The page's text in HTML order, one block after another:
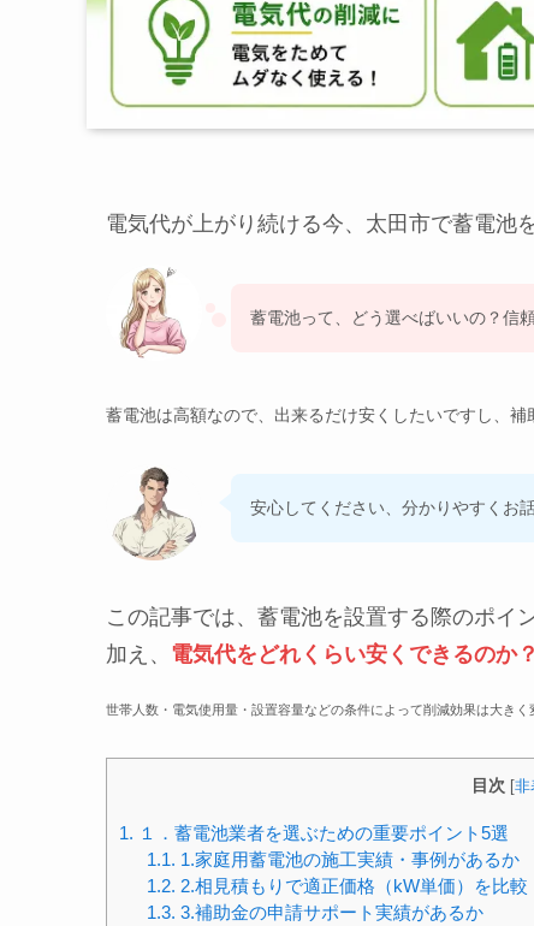
電気代が上がり続ける今、太田市で蓄電池
蓄電池って、どう選べばいいの？信
蓄電池は高額なので、出来るだけ安くしたいですし、
安心してください、分かりやすくお話
この記事では、蓄電池を設置する際のポイ
加え、 電気代を どれくらい安くできるのか？
世帯人数・電気使用量・設置容量などの条件によって削減効果は大きく
目次 非
1. １．蓄電池業者を選ぶための重要ポイント5選
1.1. 1.家庭用蓄電池の施工実績・事例があるか
1.2. 2.相見積もりで適正価格（kW単価）を比較
1.3. 3.補助金の申請サポート実績があるか